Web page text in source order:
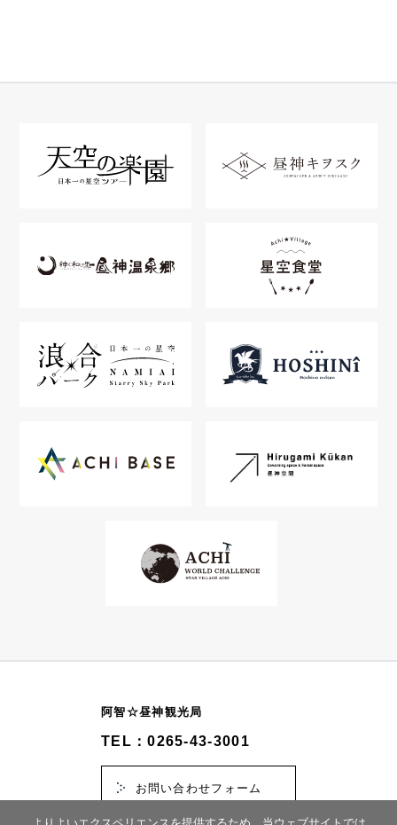
阿智☆昼神観光局
TEL：0265-43-3001
お問い合わせフォーム